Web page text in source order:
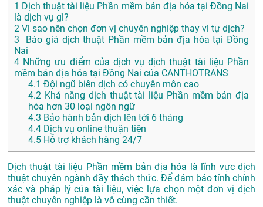
1 Dịch thuật tài liệu Phần mềm bản địa hóa tại Đồng Nai
là dịch vụ gì?
2 Vì sao nên chọn đơn vị chuyên nghiệp thay vì tự dịch?
3 Báo giá dịch thuật Phần mềm bản địa hóa tại Đồng
Nai
4 Những ưu điểm của dịch vụ dịch thuật tài liệu Phần
mềm bản địa hóa tại Đồng Nai của CANTHOTRANS
4.1 Đội ngũ biên dịch có chuyên môn cao
4.2 Khả năng dịch thuật tài liệu Phần mềm bản địa
hóa hơn 30 loại ngôn ngữ
4.3 Bảo hành bản dịch lên tới 6 tháng
4.4 Dịch vụ online thuận tiện
4.5 Hỗ trợ khách hàng 24/7
Dịch thuật tài liệu Phần mềm bản địa hóa là lĩnh vực dịch
thuật chuyên ngành đầy thách thức. Để đảm bảo tính chính
xác và pháp lý của tài liệu, việc lựa chọn một đơn vị dịch
thuật chuyên nghiệp là vô cùng cần thiết.